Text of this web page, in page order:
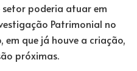
setor poderia atuar em
Patrimonial no
que já houve a criação,
próximas.